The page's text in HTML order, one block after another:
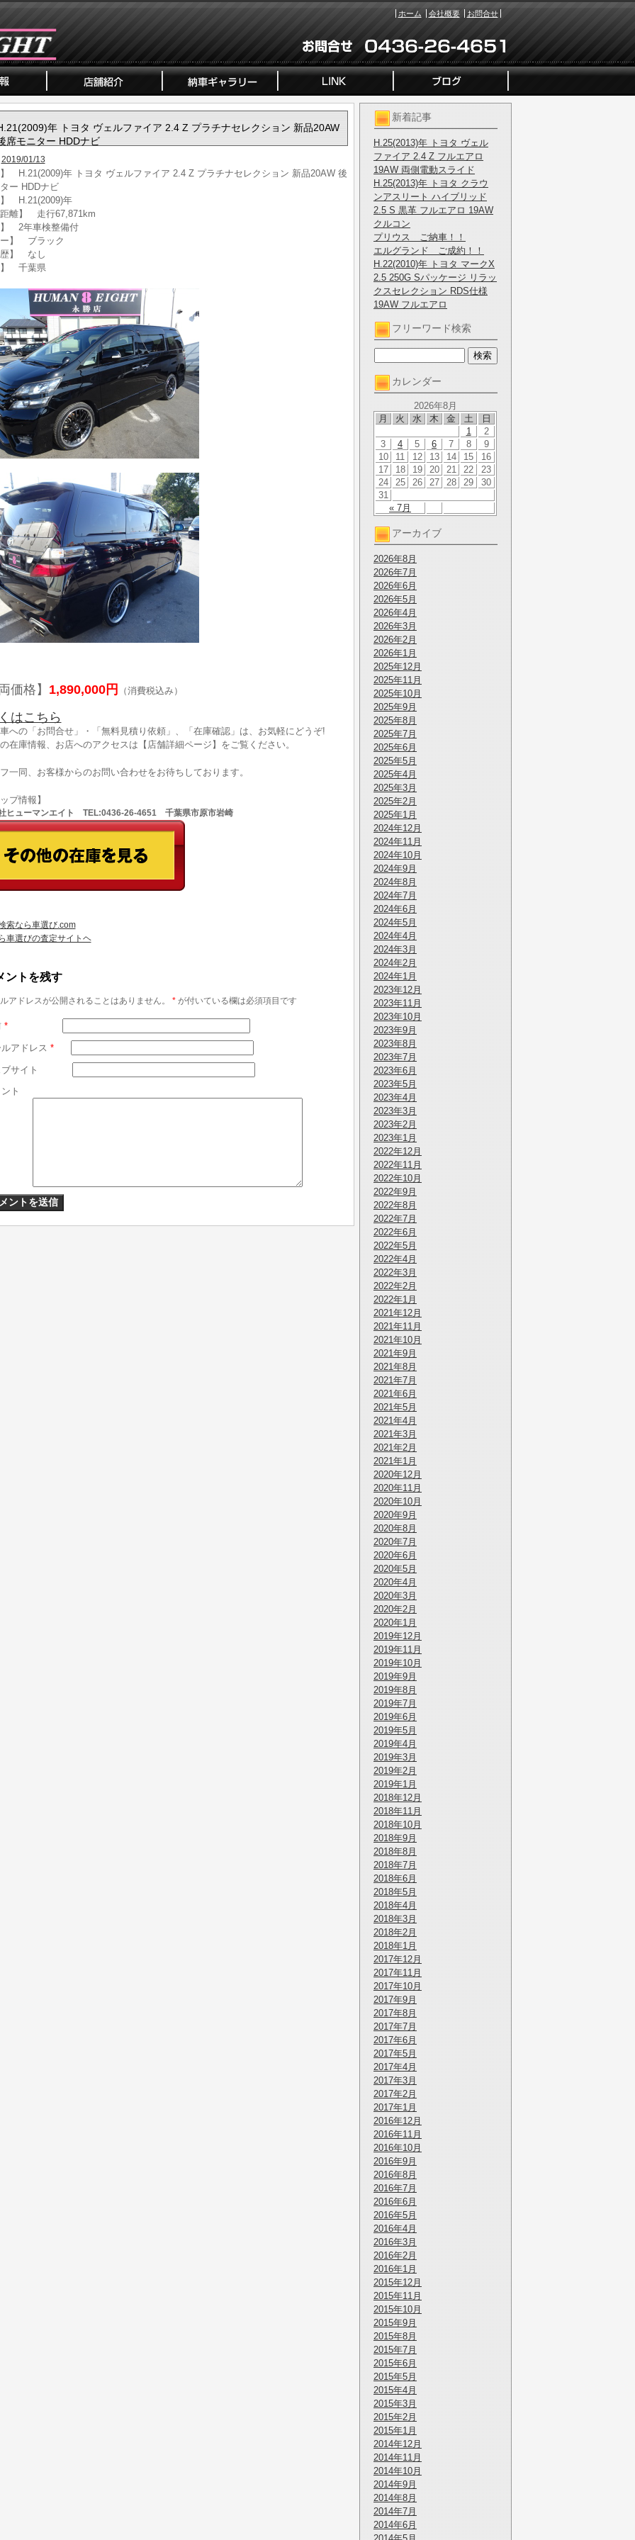
ホーム 会社概要 お問合せ
新着記事
H.25(2013)年 トヨタ ヴェル
ファイア 2.4 Z フルエアロ
19AW 両側電動スライド
H.25(2013)年 トヨタ クラウ
ンアスリート ハイブリッド
2.5 S 黒革 フルエアロ 19AW
クルコン
プリウス ご納車！！
エルグランド ご成約！！
H.22(2010)年 トヨタ マークX
2.5 250G Sパッケージ リラッ
クスセレクション RDS仕様
19AW フルエアロ
フリーワード検索
カレンダー
2026年8月
月
火 水 木 金 土 日
« 7月
1
2
3
4 5 6 7 8
9
10
11 12 13 14 15
16
17
18 19 20 21 22
23
24
25 26 27 28 29
30
31
アーカイブ
2026年8月
2026年7月
2026年6月
2026年5月
2026年4月
2026年3月
2026年2月
2026年1月
2025年12月
2025年11月
2025年10月
2025年9月
2025年8月
2025年7月
2025年6月
2025年5月
2025年4月
2025年3月
2025年2月
2025年1月
2024年12月
2024年11月
2024年10月
2024年9月
2024年8月
2024年7月
2024年6月
2024年5月
2024年4月
2024年3月
2024年2月
2024年1月
2023年12月
2023年11月
2023年10月
2023年9月
2023年8月
2023年7月
2023年6月
2023年5月
2023年4月
2023年3月
2023年2月
2023年1月
2022年12月
2022年11月
2022年10月
2022年9月
2022年8月
2022年7月
2022年6月
2022年5月
2022年4月
2022年3月
2022年2月
2022年1月
2021年12月
2021年11月
2021年10月
2021年9月
2021年8月
2021年7月
2021年6月
2021年5月
2021年4月
2021年3月
2021年2月
2021年1月
2020年12月
2020年11月
2020年10月
2020年9月
2020年8月
2020年7月
2020年6月
2020年5月
2020年4月
2020年3月
2020年2月
2020年1月
2019年12月
2019年11月
2019年10月
2019年9月
2019年8月
2019年7月
2019年6月
2019年5月
2019年4月
2019年3月
2019年2月
2019年1月
2018年12月
2018年11月
2018年10月
2018年9月
2018年8月
2018年7月
2018年6月
2018年5月
2018年4月
2018年3月
2018年2月
2018年1月
2017年12月
2017年11月
2017年10月
2017年9月
2017年8月
2017年7月
2017年6月
2017年5月
2017年4月
2017年3月
2017年2月
2017年1月
2016年12月
2016年11月
2016年10月
2016年9月
2016年8月
2016年7月
2016年6月
2016年5月
2016年4月
2016年3月
2016年2月
2016年1月
2015年12月
2015年11月
2015年10月
2015年9月
2015年8月
2015年7月
2015年6月
2015年5月
2015年4月
2015年3月
2015年2月
2015年1月
2014年12月
2014年11月
2014年10月
2014年9月
2014年8月
2014年7月
2014年6月
年 トヨタ ヴェルファイア 2.4 Z プラチナセレクション 新品20AW
席モニター HDDナビ
2019/01/13
】 H.21(2009)年 トヨタ ヴェルファイア 2.4 Z プラチナセレクション 新品20AW 後
ー HDDナビ
】 H.21(2009)年
距離】 走行67,871km
】 2年車検整備付
ー】 ブラック
歴】 なし
】 千葉県
価格】 1,890,000円 （消費税込み）
はこちら
への「お問合せ」・「無料見積り依頼」、「在庫確認」は、お気軽にどうぞ!
在庫情報、お店へのアクセスは【店舗詳細ページ】をご覧ください。
一同、お客様からのお問い合わせをお待ちしております。
ップ情報】
ヒューマンエイト TEL:0436-26-4651 千葉県市原市岩崎
索なら車選び.com
車選びの査定サイトヘ
ントを残す
アドレスが公開されることはありません。 *が付いている欄は必須項目です
*
ルアドレス *
サイト
ト